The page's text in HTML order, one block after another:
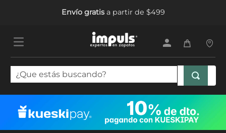
Envío gratisa partir de $499
¿Que estás buscando?
1.
tenis mujer